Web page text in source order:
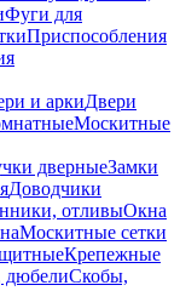
Фуги для
Приспособления
и аркиДвери
Москитные
дверныеЗамки
Доводчики
отливыОкна
Москитные сетки
Крепежные
дюбелиСкобы,